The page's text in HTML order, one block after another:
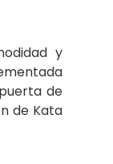
y
de
de Kata